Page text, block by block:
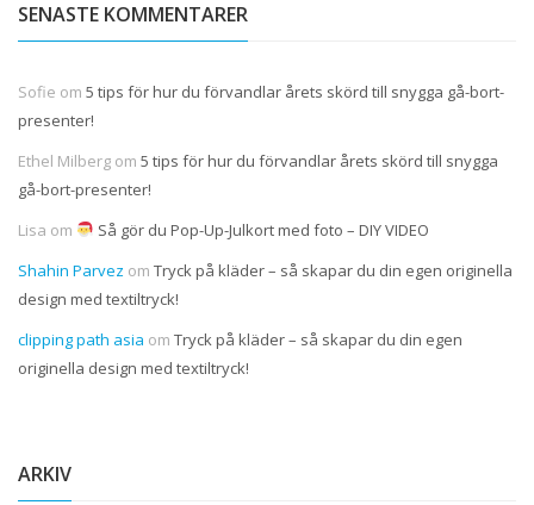
SENASTE KOMMENTARER
Sofie om 5 tips för hur du förvandlar årets skörd till snygga gå-bort-
presenter!
Ethel Milberg om 5 tips för hur du förvandlar årets skörd till snygga
gå-bort-presenter!
Lisa om
Så gör du Pop-Up-Julkort med foto – DIY VIDEO
Shahin Parvez om Tryck på kläder – så skapar du din egen originella
design med textiltryck!
clipping path asia om Tryck på kläder – så skapar du din egen
originella design med textiltryck!
ARKIV